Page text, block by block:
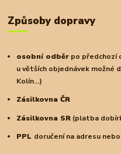
Způsoby dopravy
osobní odběr po předchozí
u větších objednávek možné
Kolín...)
Zásilkovna ČR
Zásilkovna SR (platba
PPL doručení na adresu